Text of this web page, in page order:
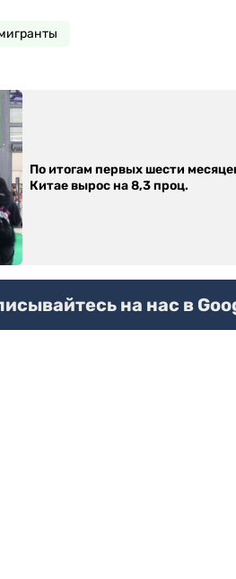
По итогам первых шести
Китае вырос на 8,3 проц.
на нас в